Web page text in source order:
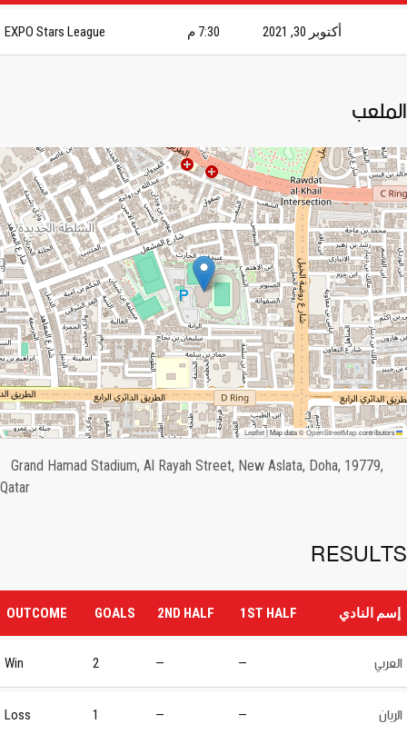
أكتوبر 30, 2021 7:30 م EXPO Stars League
الملعب
Leaflet
|Map data ©OpenStreetMapcontributors
Grand Hamad Stadium, Al Rayah Street, New Aslata, Doha, 19779,
Qatar
RESULTS
إسم النادي 1ST HALF
2ND HALF
GOALS
OUTCOME
العربي —
—
2
Win
الريان —
—
1
Loss